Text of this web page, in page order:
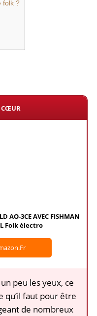
folk ?
CŒUR
3CE AVEC FISHMAN
Folk électro
peu les yeux, ce
qu’il faut pour être
de nombreux